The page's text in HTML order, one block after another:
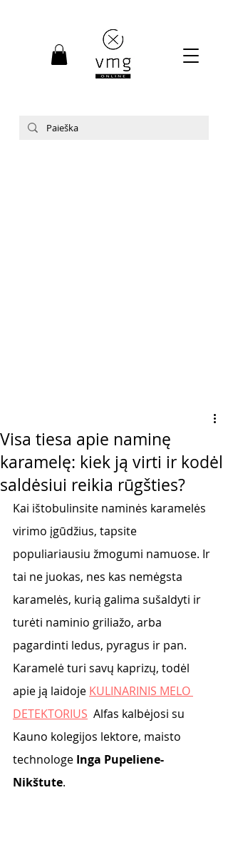
Visa tiesa apie naminę
karamelę: kiek ją virti ir kodėl
saldėsiui reikia rūgšties?
Kai ištobulinsite naminės karamelės
virimo įgūdžius, tapsite
populiariausiu žmogumi namuose. Ir
tai ne juokas, nes kas nemėgsta
karamelės, kurią galima sušaldyti ir
turėti naminio griliažo, arba
pagardinti ledus, pyragus ir pan.
Karamelė turi savų kaprizų, todėl
apie ją laidoje KULINARINIS MELO
DETEKTORIUS Alfas kalbėjosi su
Kauno kolegijos lektore, maisto
technologe Inga Pupeliene-
Nikštute.